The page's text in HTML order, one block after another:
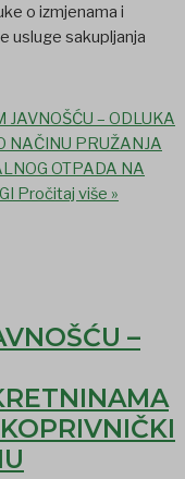
o izmjenama i
usluge sakupljanja
JAVNOŠĆU – ODLUKA
NAČINU PRUŽANJA
OTPADA NA
Pročitaj više »
–